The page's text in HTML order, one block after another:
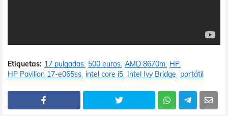
Etiquetas: 17 pulgadas 500 euros AMD 8670m HP
HP Pavilion 17-e065ss intel core i5 Intel Ivy Bridge portátil